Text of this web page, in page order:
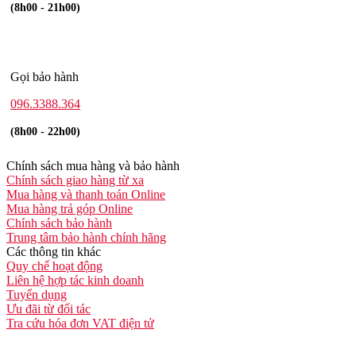
(8h00 - 21h00)
Gọi bảo hành
096.3388.364
(8h00 - 22h00)
Chính sách mua hàng và bảo hành
Chính sách giao hàng từ xa
Mua hàng và thanh toán Online
Mua hàng trả góp Online
Chính sách bảo hành
Trung tâm bảo hành chính hãng
Các thông tin khác
Quy chế hoạt động
Liên hệ hợp tác kinh doanh
Tuyển dụng
Ưu đãi từ đối tác
Tra cứu hóa đơn VAT điện tử